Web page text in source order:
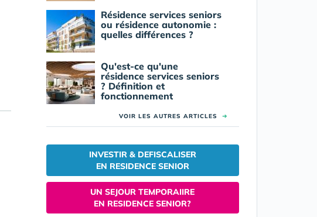
Résidence services seniors
ou résidence autonomie :
quelles différences ?
Qu'est-ce qu'une
résidence services seniors
? Définition et
fonctionnement
VOIR LES AUTRES ARTICLES ➜
INVESTIR & DEFISCALISER
EN RESIDENCE SENIOR
UN SEJOUR TEMPORAIIRE
EN RESIDENCE SENIOR?